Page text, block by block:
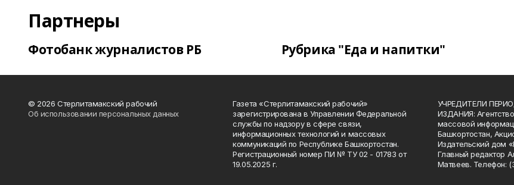
Партнеры
Фотобанк журналистов РБ Рубрика "Еда и напитки"
© 2026 Стерлитамакский рабочий
Об использовании персональных данных
Газета «Стерлитамакский рабочий»
зарегистрирована в Управлении Федеральной
службы по надзору в сфере связи,
информационных технологий и массовых
коммуникаций по Республике Башкортостан.
Регистрационный номер ПИ № ТУ 02 - 01783 от
19.05.2025 г.
УЧРЕДИТЕЛИ
ИЗДАНИЯ:
массовой
Башкортостан,
Издательский дом
Главный редактор
Матвеев. Телефон: